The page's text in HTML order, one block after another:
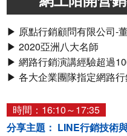
▶ 原點行銷顧問有限公司-
▶ 2020亞洲八大名師
▶ 網路行銷演講經驗超過
▶ 各大企業團隊指定網路
時間：16:10～17:35
分享主題： LINE行銷技術